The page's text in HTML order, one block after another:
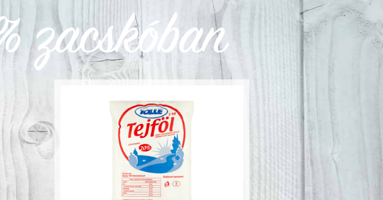
zacskóban